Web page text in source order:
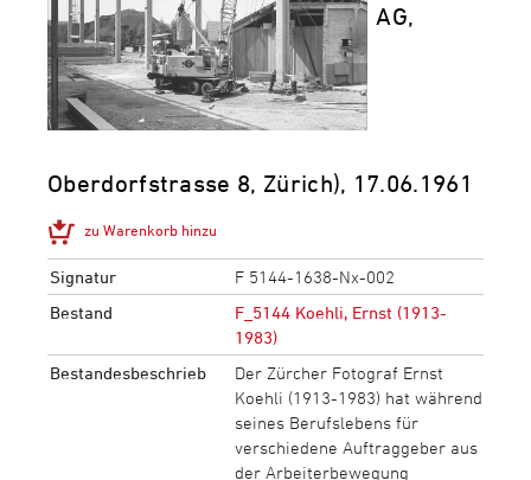
AG,
Oberdorfstrasse 8, Zürich), 17.06.1961
zu Warenkorb hinzu
Signatur
F 5144-1638-Nx-002
Bestand
F_5144 Koehli, Ernst (1913-
1983)
Bestandesbeschrieb
Der Zürcher Fotograf Ernst
Koehli (1913-1983) hat während
seines Berufslebens für
verschiedene Auftraggeber aus
der Arbeiterbewegung